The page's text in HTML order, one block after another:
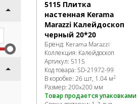
5115 Плитка
настенная Kerama
Marazzi Калейдоскоп
черный 20*20
Бренд: Kerama Marazzi
Коллекция: Калейдоскоп
Артикул: 5115
Код товара: SD-21972-99
В коробке: 26 шт, 1.04 м2
Размер: 200x200 мм
Товар продается упаковками